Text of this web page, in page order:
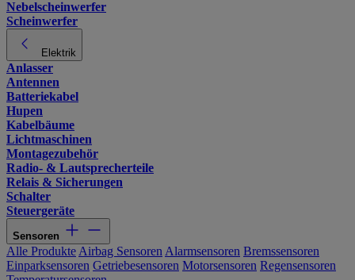
Nebelscheinwerfer
Scheinwerfer
Elektrik
Anlasser
Antennen
Batteriekabel
Hupen
Kabelbäume
Lichtmaschinen
Montagezubehör
Radio- & Lautsprecherteile
Relais & Sicherungen
Schalter
Steuergeräte
Sensoren
Alle Produkte Airbag Sensoren Alarmsensoren Bremssensoren
Einparksensoren Getriebesensoren Motorsensoren Regensensoren